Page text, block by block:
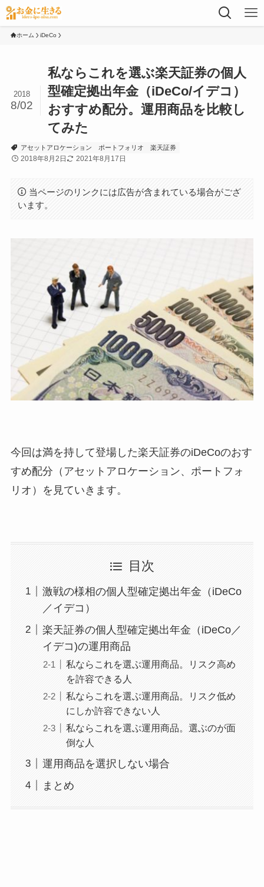
ホーム iDeCo
私ならこれを選ぶ楽天証券の個人
型確定拠出年金（iDeCo/イデコ）
おすすめ配分。運用商品を比較し
てみた
2018
8/02
アセットアロケーション ポートフォリオ 楽天証券
2018年8月2日 2021年8月17日
当ページのリンクには広告が含まれている場合がござ
います。
今回は満を持して登場した楽天証券のiDeCoのおす
すめ配分（アセットアロケーション、ポートフォ
リオ）を見ていきます。
目次
激戦の様相の個人型確定拠出年金（iDeCo
／イデコ）
楽天証券の個人型確定拠出年金（iDeCo／
イデコ)の運用商品
私ならこれを選ぶ運用商品。リスク高め
を許容できる人
私ならこれを選ぶ運用商品。リスク低め
にしか許容できない人
私ならこれを選ぶ運用商品。選ぶのが面
倒な人
運用商品を選択しない場合
まとめ